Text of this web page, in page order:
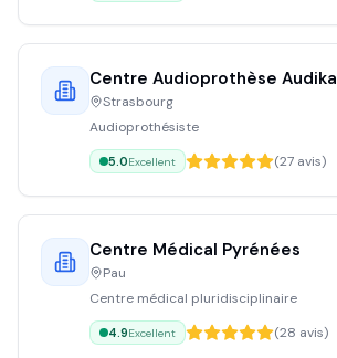
Centre Audioprothèse Audika
Strasbourg
Audioprothésiste
5.0Excellent (27 avis)
Centre Médical Pyrénées
Pau
Centre médical pluridisciplinaire
4.9Excellent (28 avis)